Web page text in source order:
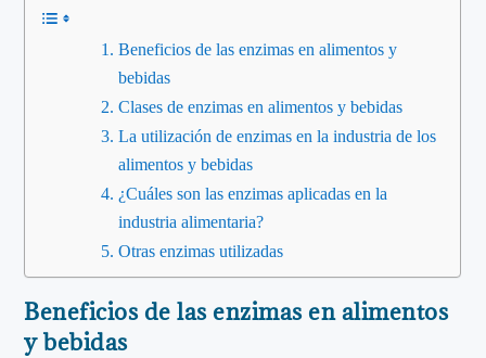
Beneficios de las enzimas en alimentos y
bebidas
Clases de enzimas en alimentos y bebidas
La utilización de enzimas en la industria de los
alimentos y bebidas
¿Cuáles son las enzimas aplicadas en la
industria alimentaria?
Otras enzimas utilizadas
Beneficios de las enzimas en alimentos
y bebidas